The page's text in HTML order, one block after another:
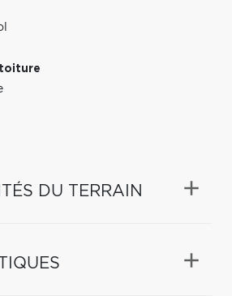
DU TERRAIN